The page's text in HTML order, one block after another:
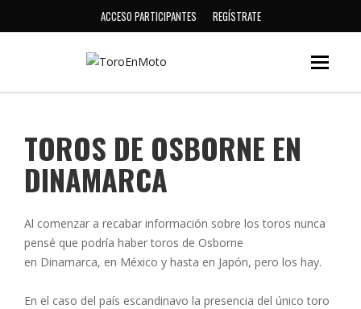
ACCESO PARTICIPANTES REGÍSTRATE
TOROS DE OSBORNE EN
DINAMARCA
Al comenzar a recabar información sobre los toros nunca
pensé que podría haber toros de Osborne
en Dinamarca, en México y hasta en Japón, pero los hay.
En el caso del país escandinavo la presencia del único toro